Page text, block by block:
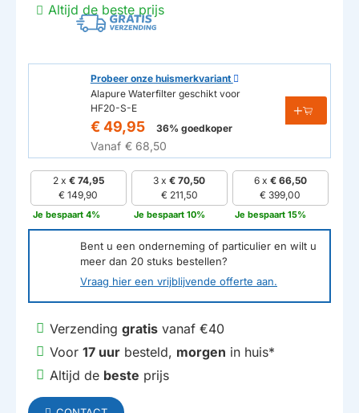
Altijd de beste prijs
Probeer onze huismerkvariant
Alapure Waterfilter geschikt voor
HF20-S-E
€ 49,95 36% goedkoper
Vanaf € 68,50
2 x € 74,95
€ 149,90
Je bespaart 4%
3 x€ 70,50
€ 211,50
Je bespaart 10%
6 x € 66,50
€ 399,00
Je bespaart 15%
Bent u een onderneming of particulier en wilt u
meer dan 20 stuks bestellen?
Vraag hier een vrijblijvende offerte aan.
Verzending gratis vanaf €40
Voor 17 uur besteld, morgen in huis*
Altijd de beste prijs